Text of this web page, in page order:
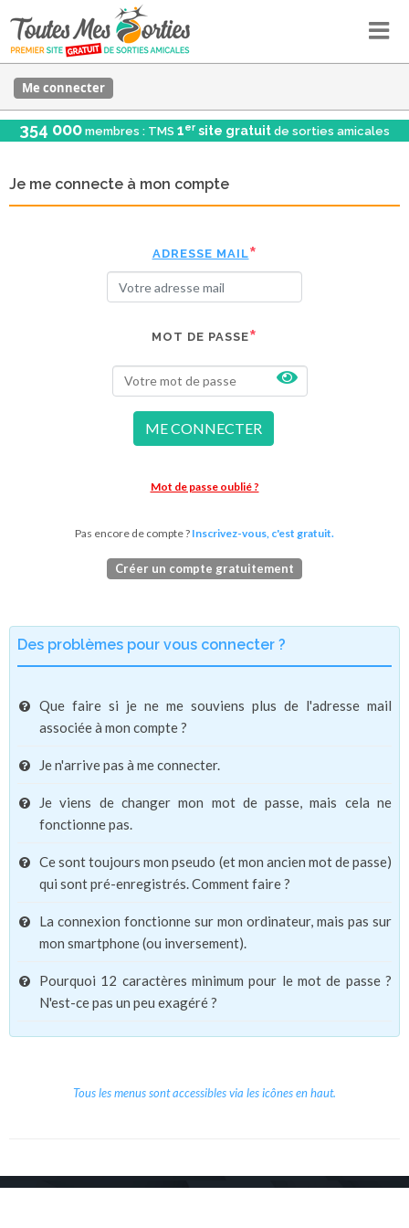
Me connecter
354 000 membres : TMS 1er site gratuit de sorties amicales
Je me connecte à mon compte
ADRESSE MAIL
MOT DE PASSE
ME CONNECTER
Mot de passe oublié ?
Pas encore de compte ? Inscrivez-vous, c'est gratuit.
Créer un compte gratuitement
Des problèmes pour vous connecter ?
Que faire si je ne me souviens plus de l'adresse mail
associée à mon compte ?
Je n'arrive pas à me connecter.
Je viens de changer mon mot de passe, mais cela ne
fonctionne pas.
Ce sont toujours mon pseudo (et mon ancien mot de passe)
qui sont pré-enregistrés. Comment faire ?
La connexion fonctionne sur mon ordinateur, mais pas sur
mon smartphone (ou inversement).
Pourquoi 12 caractères minimum pour le mot de passe ?
N'est-ce pas un peu exagéré ?
Tous les menus sont accessibles via les icônes en haut.